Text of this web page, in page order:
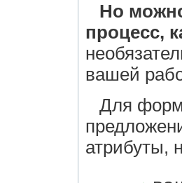
Но
процесс,
вашей
Для
атрибуты,